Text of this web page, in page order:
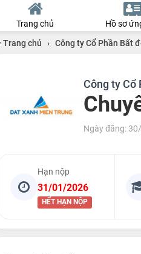
Trang chủ Hồ sơ
Trang chủ › Công ty Cổ Phần Bất
Công ty Cổ
Ngày đăng:
Hạn nộp
31/01/2026
HẾT HẠN NỘP